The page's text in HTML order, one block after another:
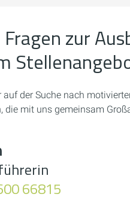
zur
der Suche nach
die mit uns gemeinsam
66815